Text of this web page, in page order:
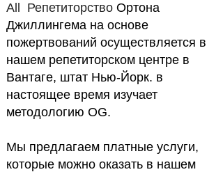
All Репетиторство Ортона
Джиллингема на основе
пожертвований осуществляется в
нашем репетиторском центре в
Вантаге, штат Нью-Йорк. в
настоящее время изучает
методологию OG.
Мы предлагаем платные услуги,
которые можно оказать в нашем